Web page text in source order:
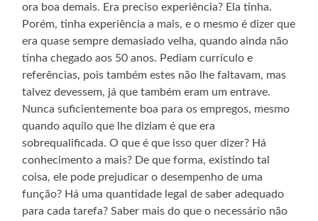
ora boa demais. Era preciso experiência? Ela tinha.
Porém, tinha experiência a mais, e o mesmo é dizer que
era quase sempre demasiado velha, quando ainda não
tinha chegado aos 50 anos. Pediam currículo e
referências, pois também estes não lhe faltavam, mas
talvez devessem, já que também eram um entrave.
Nunca suficientemente boa para os empregos, mesmo
quando aquilo que lhe diziam é que era
sobrequalificada. O que é que isso quer dizer? Há
conhecimento a mais? De que forma, existindo tal
coisa, ele pode prejudicar o desempenho de uma
função? Há uma quantidade legal de saber adequado
para cada tarefa? Saber mais do que o necessário não